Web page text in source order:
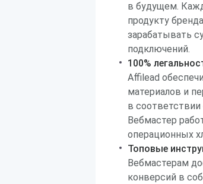
в будущем.
продукту
зарабатывать
подключений.
100%
Affilead
материалов и
в соответствии
Вебмастер
операционных
Топовые
Вебмастерам
конверсий в